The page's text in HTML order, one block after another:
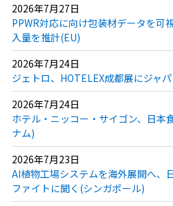
2026年7月27日
PPWR対応に向け包装材データを可
入量を推計(EU)
2026年7月24日
ジェトロ、HOTELEX成都展にジャ
2026年7月24日
ホテル・ニッコー・サイゴン、日本
ナム)
2026年7月23日
AI植物工場システムを海外展開へ、
ファイトに聞く(シンガポール)